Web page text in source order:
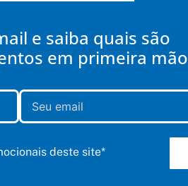
e saiba quais são
em primeira mão
deste site*